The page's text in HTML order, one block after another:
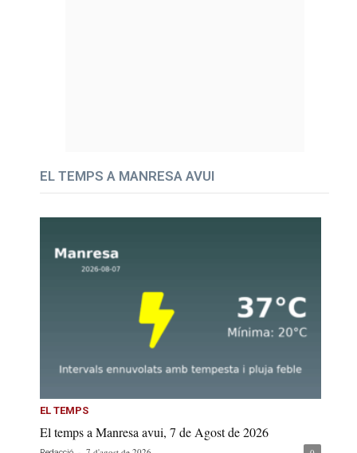
EL TEMPS A MANRESA AVUI
EL TEMPS
El temps a Manresa avui, 7 de Agost de 2026